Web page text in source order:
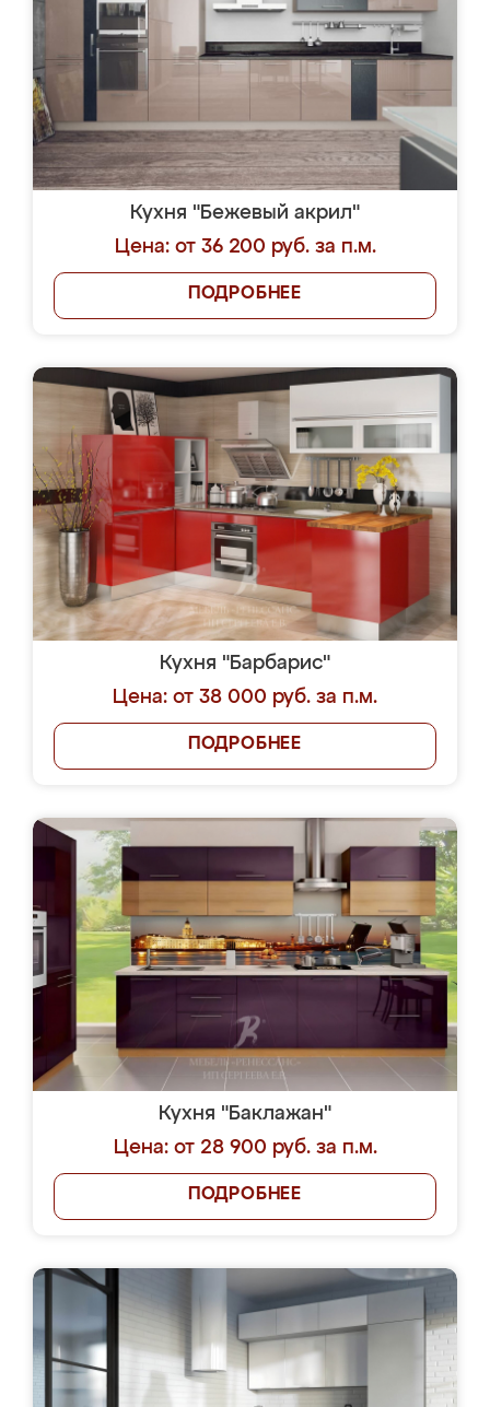
Кухня "Бежевый акрил"
Цена: от 36 200 руб. за п.м.
ПОДРОБНЕЕ
Кухня "Барбарис"
Цена: от 38 000 руб. за п.м.
ПОДРОБНЕЕ
Кухня "Баклажан"
Цена: от 28 900 руб. за п.м.
ПОДРОБНЕЕ